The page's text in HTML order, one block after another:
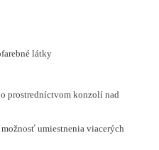
látky
prostredníctvom konzolí nad
umiestnenia viacerých